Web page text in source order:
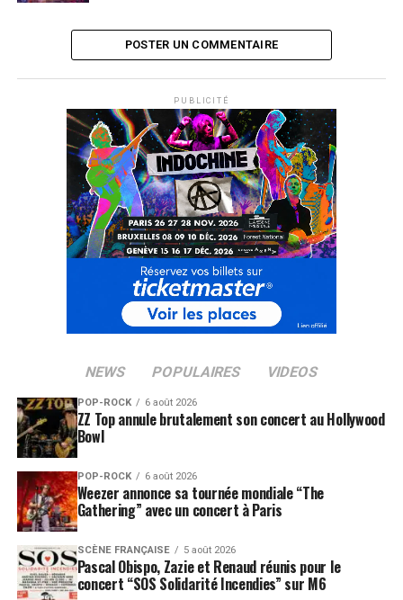
POSTER UN COMMENTAIRE
PUBLICITÉ
NEWS POPULAIRES VIDEOS
POP-ROCK 6 août 2026
ZZ Top annule brutalement son concert au Hollywood
Bowl
POP-ROCK 6 août 2026
Weezer annonce sa tournée mondiale “The
Gathering” avec un concert à Paris
SCÈNE FRANÇAISE 5 août 2026
Pascal Obispo, Zazie et Renaud réunis pour le
concert “SOS Solidarité Incendies” sur M6